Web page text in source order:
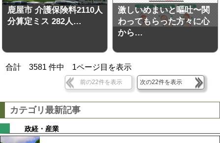
鹿屋市 介護保険料2110人
分算定ミス 282人…
激しいめまいと嘔吐〜関
わってもらった方々に心
から…
合計3581 件中 1ページ目を表示
前の22件を表示 次の22件を表示
カテゴリ最新記事
政経・産業